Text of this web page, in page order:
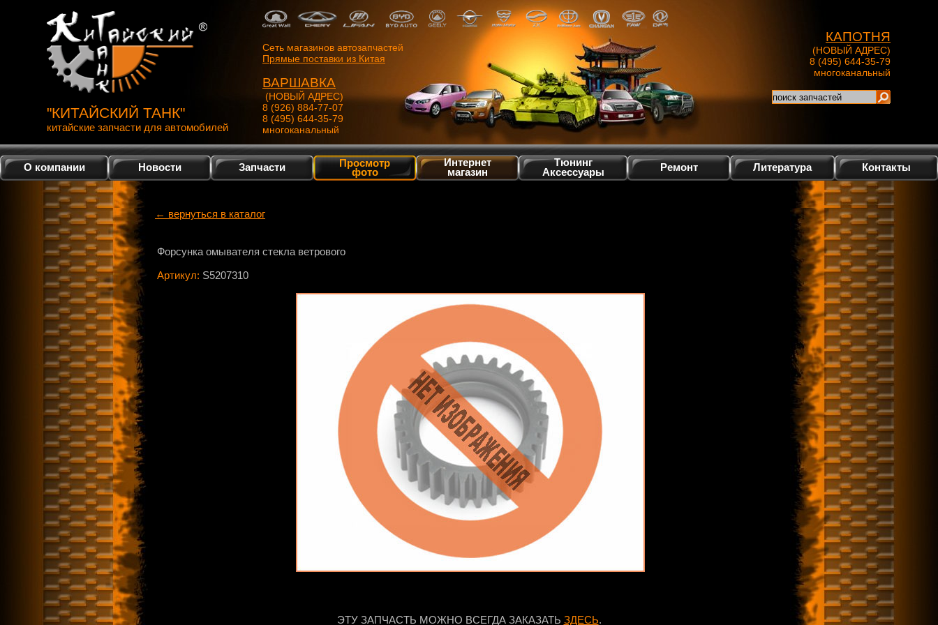
"КИТАЙСКИЙ ТАНК"
китайские запчасти для автомобилей
Сеть магазинов автозапчастей
Прямые поставки из Китая
ВАРШАВКА
(НОВЫЙ АДРЕС)
8 (926) 884-77-07
8 (495) 644-35-79
многоканальный
КАПОТНЯ
(НОВЫЙ АДРЕС)
8 (495) 644-35-79
многоканальный
О компании Новости Запчасти Просмотр
фото
Интернет
магазин
Тюнинг
Аксессуары
Ремонт Литература Контакты
← вернуться в каталог
Форсунка омывателя стекла ветрового
Артикул: S5207310
ЭТУ ЗАПЧАСТЬ МОЖНО ВСЕГДА ЗАКАЗАТЬ ЗДЕСЬ.